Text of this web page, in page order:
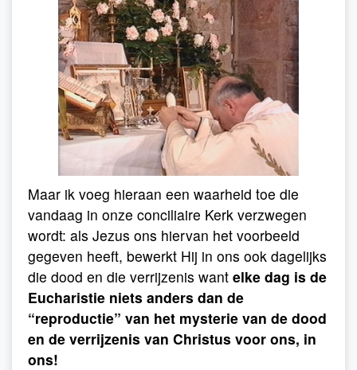
Maar ik voeg hieraan een waarheid toe die
vandaag in onze conciliaire Kerk verzwegen
wordt: als Jezus ons hiervan het voorbeeld
gegeven heeft, bewerkt Hij in ons ook dagelijks
die dood en die verrijzenis want elke dag is de
Eucharistie niets anders dan de
“reproductie” van het mysterie van de dood
en de verrijzenis van Christus voor ons, in
ons!